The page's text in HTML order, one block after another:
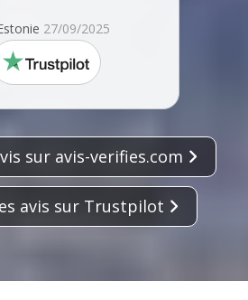
27/09/2025
trustpilot
sur avis-verifies.com
avis sur Trustpilot